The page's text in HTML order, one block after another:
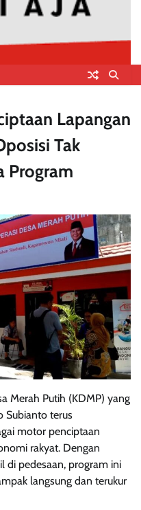
Lapangan
Tak
Program
Merah Putih (KDMP) yang
Subianto terus
motor penciptaan
rakyat. Dengan
di pedesaan, program ini
langsung dan terukur